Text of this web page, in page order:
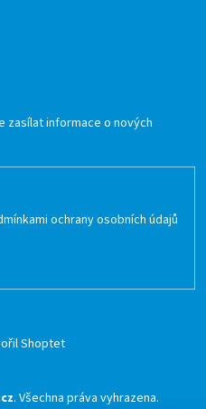
zasílat informace o nových
ochrany osobních údajů
Shoptet
. Všechna práva vyhrazena.